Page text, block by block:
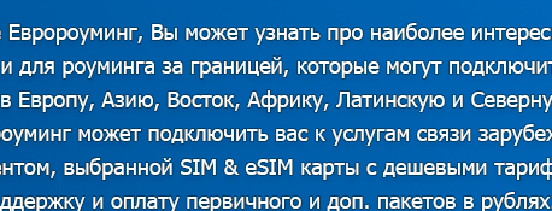
указать размеры транспортного
проездные за 30 дней до
до 15 процентов от стоимости).
автопакет входит только перевозка,
отдельно. Если планируете питаться